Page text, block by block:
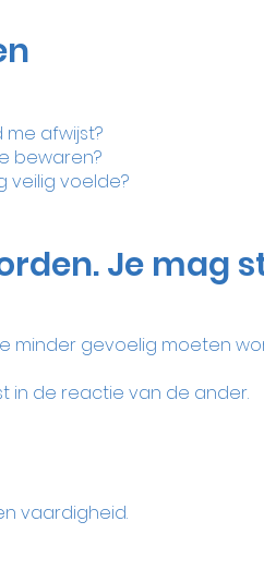
afwijst?
bewaren?
veilig voelde?
Je mag
minder gevoelig moeten
in de reactie van de ander.
vaardigheid.